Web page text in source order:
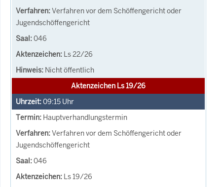
Verfahren vor dem Schöffengericht oder
Jugendschöffengericht
046
Ls 22/26
Nicht öffentlich
Aktenzeichen Ls 19/26
09:15 Uhr
Hauptverhandlungstermin
Verfahren vor dem Schöffengericht oder
Jugendschöffengericht
046
Ls 19/26